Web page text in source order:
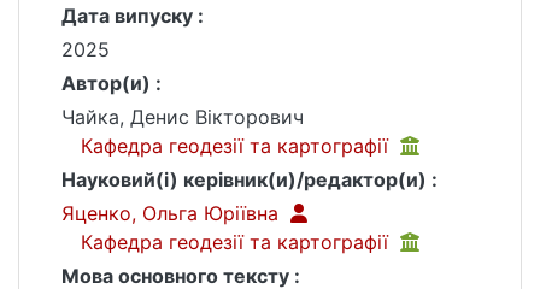
Дата випуску :
2025
Автор(и) :
Чайка, Денис Вікторович
Кафедра геодезії та картографії
Науковий(і) керівник(и)/редактор(и) :
Яценко, Ольга Юріївна
Кафедра геодезії та картографії
Мова основного тексту :